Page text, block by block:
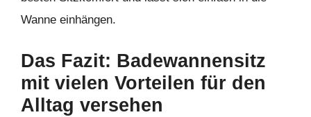
Wanne einhängen.
Das Fazit: Badewannensitz
mit vielen Vorteilen für den
Alltag versehen